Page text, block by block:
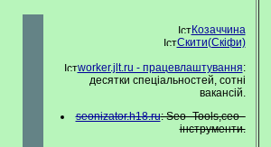
Козаччина
Скити(Скіфи)
worker.jlt.ru - працевлаштування:
десятки спеціальностей, сотні
вакансій.
seonizator.h18.ru: Seo- Tools,сео -
інструменти.